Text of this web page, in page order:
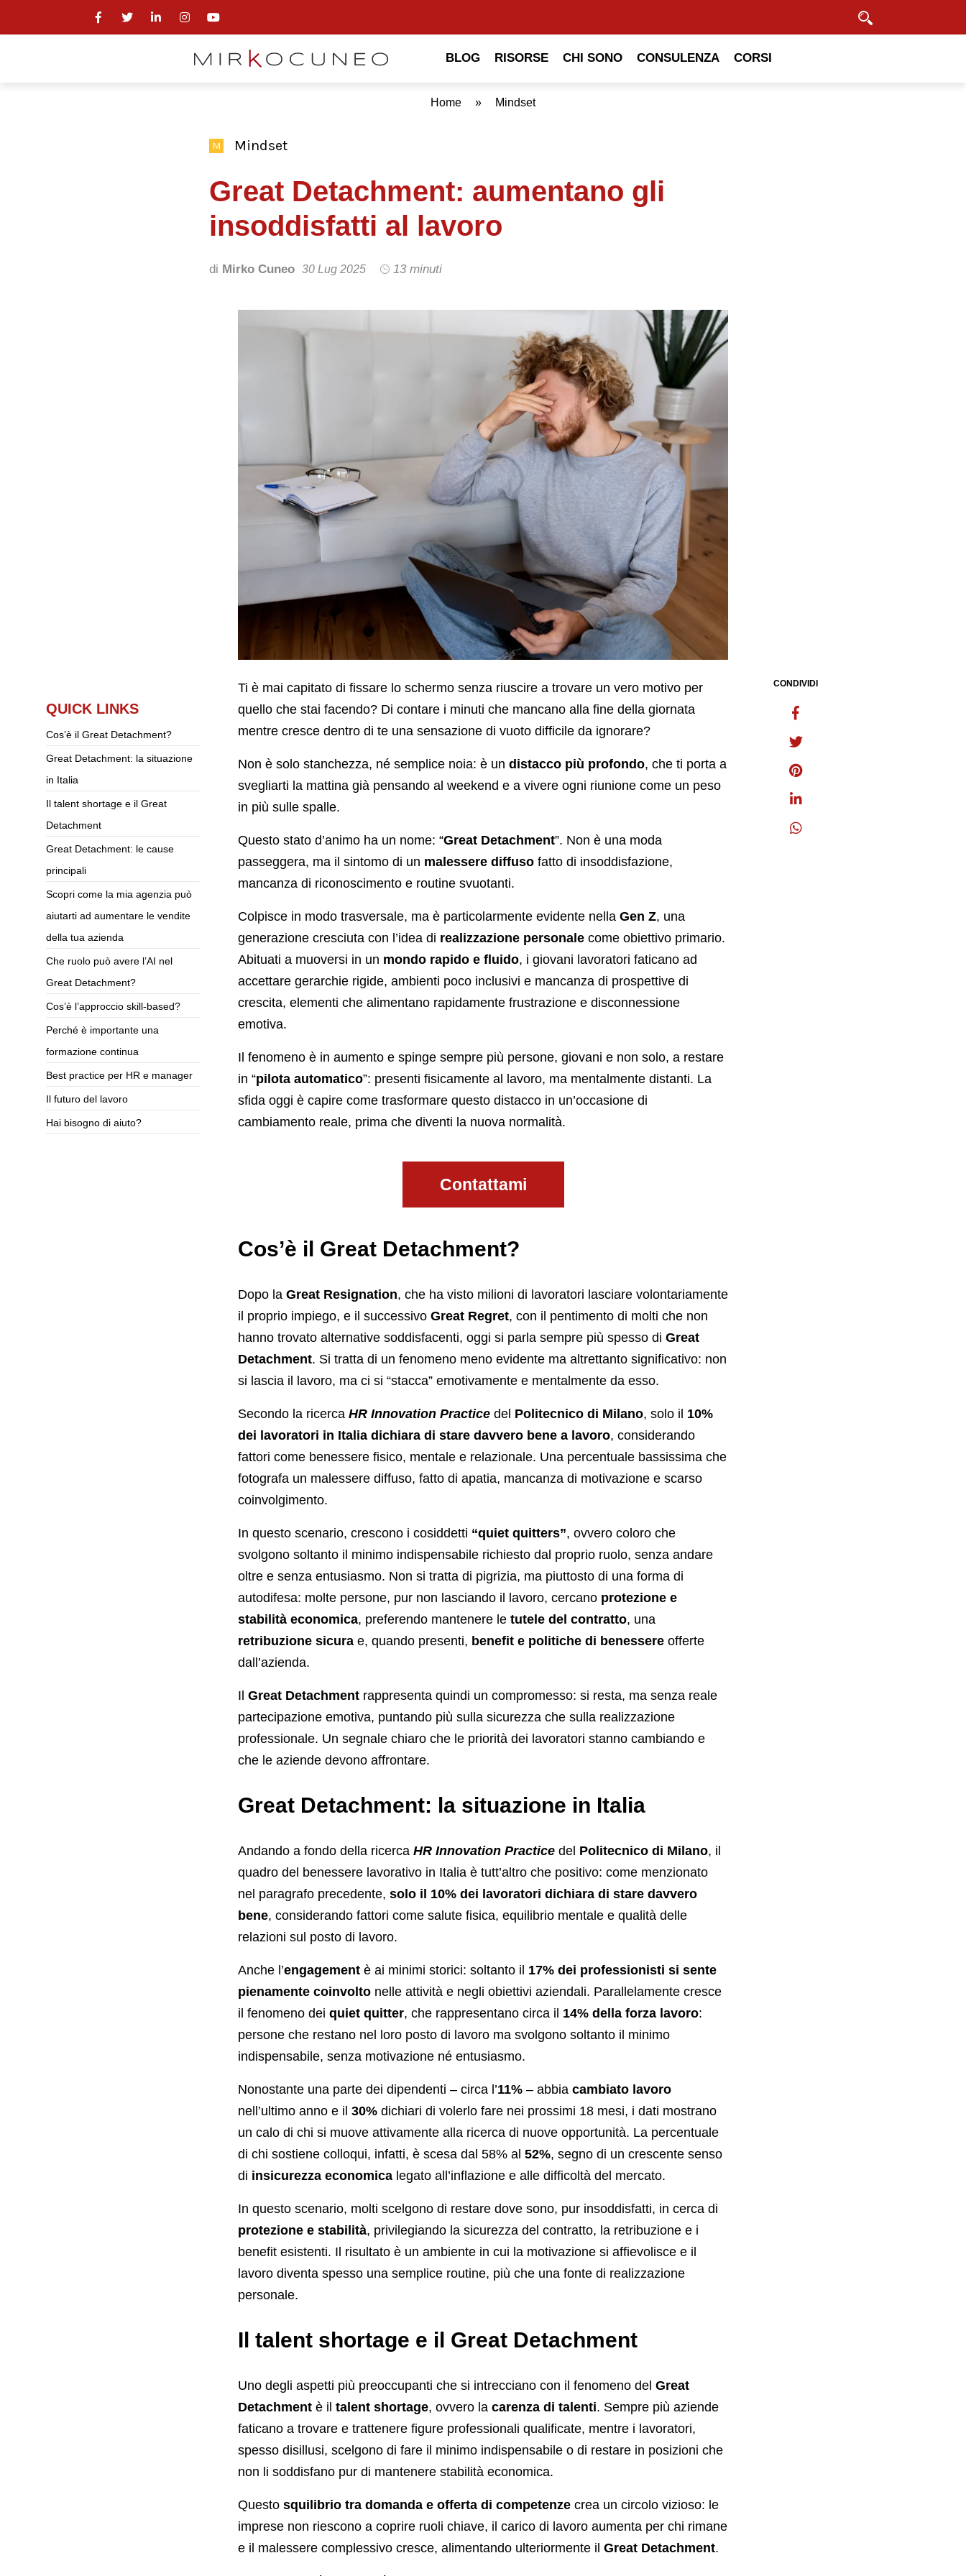
BLOG RISORSE CHI SONO CONSULENZA CORSI
Home » Mindset
M Mindset
Great Detachment: aumentano gli
insoddisfatti al lavoro
di Mirko Cuneo 30 Lug 2025 13 minuti
QUICK LINKS
Cos’è il Great Detachment?
Great Detachment: la situazione
in Italia
Il talent shortage e il Great
Detachment
Great Detachment: le cause
principali
Scopri come la mia agenzia può
aiutarti ad aumentare le vendite
della tua azienda
Che ruolo può avere l’AI nel
Great Detachment?
Cos’è l’approccio skill-based?
Perché è importante una
formazione continua
Best practice per HR e manager
Il futuro del lavoro
Hai bisogno di aiuto?
Ti è mai capitato di fissare lo schermo senza riuscire a trovare un vero motivo per
quello che stai facendo? Di contare i minuti che mancano alla fine della giornata
mentre cresce dentro di te una sensazione di vuoto difficile da ignorare?
Non è solo stanchezza, né semplice noia: è un distacco più profondo, che ti porta a
svegliarti la mattina già pensando al weekend e a vivere ogni riunione come un peso
in più sulle spalle.
Questo stato d’animo ha un nome: “Great Detachment”. Non è una moda
passeggera, ma il sintomo di un malessere diffusofatto di insoddisfazione,
mancanza di riconoscimento e routine svuotanti.
Colpisce in modo trasversale, ma è particolarmente evidente nella Gen Z, una
generazione cresciuta con l’idea di realizzazione personalecome obiettivo primario.
Abituati a muoversi in un mondo rapido e fluido, i giovani lavoratori faticano ad
accettare gerarchie rigide, ambienti poco inclusivi e mancanza di prospettive di
crescita, elementi che alimentano rapidamente frustrazione e disconnessione
emotiva.
Il fenomeno è in aumento e spinge sempre più persone, giovani e non solo, a restare
in “pilota automatico”: presenti fisicamente al lavoro, ma mentalmente distanti. La
sfida oggi è capire come trasformare questo distacco in un’occasione di
cambiamento reale, prima che diventi la nuova normalità.
Contattami
Cos’è il Great Detachment?
Dopo la Great Resignation, che ha visto milioni di lavoratori lasciare volontariamente
il proprio impiego, e il successivo Great Regret, con il pentimento di molti che non
hanno trovato alternative soddisfacenti, oggi si parla sempre più spesso di Great
Detachment. Si tratta di un fenomeno meno evidente ma altrettanto significativo: non
si lascia il lavoro, ma ci si “stacca” emotivamente e mentalmente da esso.
Secondo la ricerca HR Innovation Practice del Politecnico di Milano, solo il 10%
dei lavoratori in Italia dichiara di stare davvero bene a lavoro, considerando
fattori come benessere fisico, mentale e relazionale. Una percentuale bassissima che
fotografa un malessere diffuso, fatto di apatia, mancanza di motivazione e scarso
coinvolgimento.
In questo scenario, crescono i cosiddetti “quiet quitters”, ovvero coloro che
svolgono soltanto il minimo indispensabile richiesto dal proprio ruolo, senza andare
oltre e senza entusiasmo. Non si tratta di pigrizia, ma piuttosto di una forma di
autodifesa: molte persone, pur non lasciando il lavoro, cercano protezione e
stabilità economica, preferendo mantenere le tutele del contratto, una
retribuzione sicurae, quando presenti, benefit e politiche di benessereofferte
dall’azienda.
Il Great Detachmentrappresenta quindi un compromesso: si resta, ma senza reale
partecipazione emotiva, puntando più sulla sicurezza che sulla realizzazione
professionale. Un segnale chiaro che le priorità dei lavoratori stanno cambiando e
che le aziende devono affrontare.
Great Detachment: la situazione in Italia
Andando a fondo della ricerca HR Innovation Practice del Politecnico di Milano, il
quadro del benessere lavorativo in Italia è tutt’altro che positivo: come menzionato
nel paragrafo precedente, solo il 10% dei lavoratori dichiara di stare davvero
bene, considerando fattori come salute fisica, equilibrio mentale e qualità delle
relazioni sul posto di lavoro.
Anche l’engagementè ai minimi storici: soltanto il 17% dei professionisti si sente
pienamente coinvoltonelle attività e negli obiettivi aziendali. Parallelamente cresce
il fenomeno dei quiet quitter, che rappresentano circa il 14% della forza lavoro:
persone che restano nel loro posto di lavoro ma svolgono soltanto il minimo
indispensabile, senza motivazione né entusiasmo.
Nonostante una parte dei dipendenti – circa l’11%– abbia cambiato lavoro
nell’ultimo anno e il 30%dichiari di volerlo fare nei prossimi 18 mesi, i dati mostrano
un calo di chi si muove attivamente alla ricerca di nuove opportunità. La percentuale
di chi sostiene colloqui, infatti, è scesa dal 58% al 52%, segno di un crescente senso
di insicurezza economicalegato all’inflazione e alle difficoltà del mercato.
In questo scenario, molti scelgono di restare dove sono, pur insoddisfatti, in cerca di
protezione e stabilità, privilegiando la sicurezza del contratto, la retribuzione e i
benefit esistenti. Il risultato è un ambiente in cui la motivazione si affievolisce e il
lavoro diventa spesso una semplice routine, più che una fonte di realizzazione
personale.
Il talent shortage e il Great Detachment
Uno degli aspetti più preoccupanti che si intrecciano con il fenomeno del Great
Detachmentè il talent shortage, ovvero la carenza di talenti. Sempre più aziende
faticano a trovare e trattenere figure professionali qualificate, mentre i lavoratori,
spesso disillusi, scelgono di fare il minimo indispensabile o di restare in posizioni che
non li soddisfano pur di mantenere stabilità economica.
Questo squilibrio tra domanda e offerta di competenzecrea un circolo vizioso: le
imprese non riescono a coprire ruoli chiave, il carico di lavoro aumenta per chi rimane
e il malessere complessivo cresce, alimentando ulteriormente il Great Detachment.
CONDIVIDI